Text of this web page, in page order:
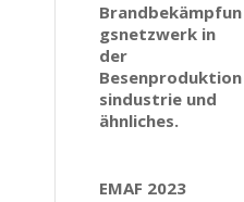
Brandbekämpfun
gsnetzwerk in
der
Besenproduktion
sindustrie und
ähnliches.
EMAF 2023